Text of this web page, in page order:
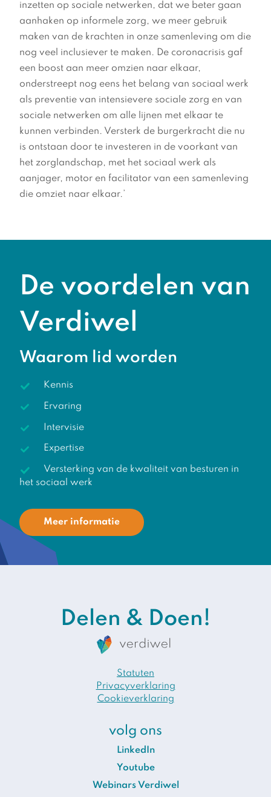
inzetten op sociale netwerken, dat we beter gaan
aanhaken op informele zorg, we meer gebruik
maken van de krachten in onze samenleving om die
nog veel inclusiever te maken. De coronacrisis gaf
een boost aan meer omzien naar elkaar,
onderstreept nog eens het belang van sociaal werk
als preventie van intensievere sociale zorg en van
sociale netwerken om alle lijnen met elkaar te
kunnen verbinden. Versterk de burgerkracht die nu
is ontstaan door te investeren in de voorkant van
het zorglandschap, met het sociaal werk als
aanjager, motor en facilitator van een samenleving
die omziet naar elkaar.’
De voordelen van
Verdiwel
Waarom lid worden
Kennis
Ervaring
Intervisie
Expertise
Versterking van de kwaliteit van besturen in
het sociaal werk
Meer informatie
Delen & Doen!
Statuten
Privacyverklaring
Cookieverklaring
volg ons
LinkedIn
Youtube
Webinars Verdiwel